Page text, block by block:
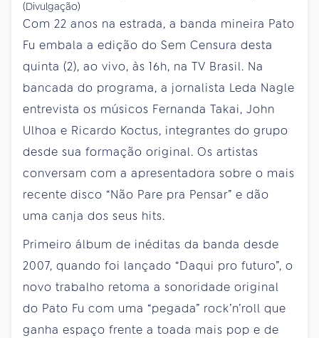
(Divulgação)
Com 22 anos na estrada, a banda mineira Pato
Fu embala a edição do Sem Censura desta
quinta (2), ao vivo, às 16h, na TV Brasil. Na
bancada do programa, a jornalista Leda Nagle
entrevista os músicos Fernanda Takai, John
Ulhoa e Ricardo Koctus, integrantes do grupo
desde sua formação original. Os artistas
conversam com a apresentadora sobre o mais
recente disco “Não Pare pra Pensar” e dão
uma canja dos seus hits.
Primeiro álbum de inéditas da banda desde
2007, quando foi lançado “Daqui pro futuro”, o
novo trabalho retoma a sonoridade original
do Pato Fu com uma “pegada” rock’n’roll que
ganha espaço frente a toada mais pop e de